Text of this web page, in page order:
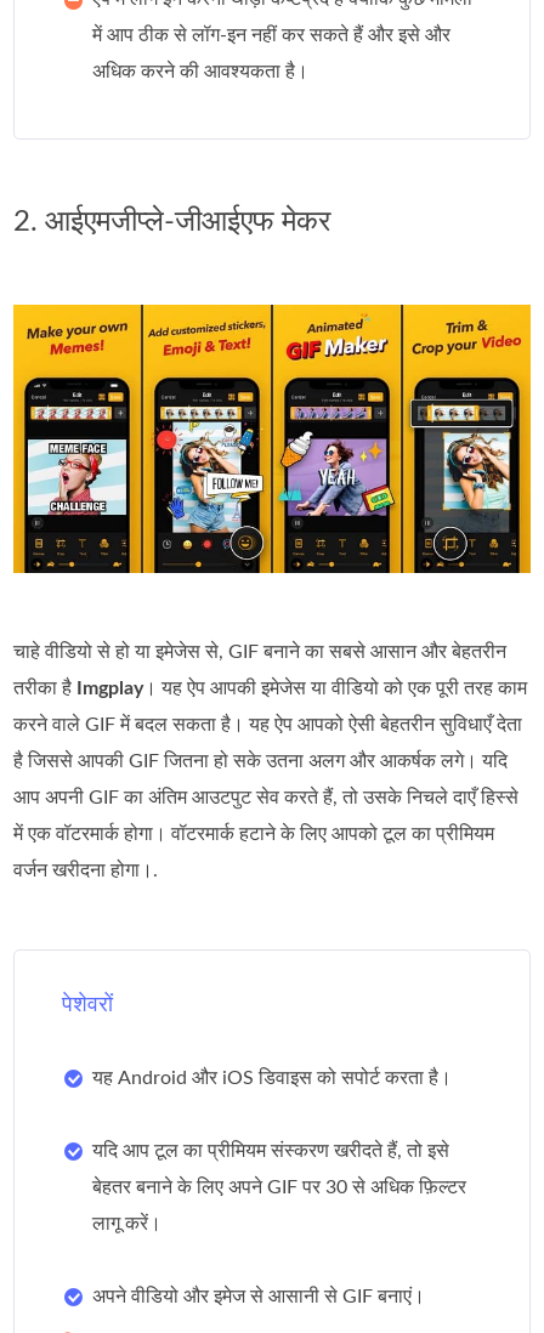
में आप ठीक से लॉग-इन नहीं कर सकते हैं और इसे और
अधिक करने की आवश्यकता है।
2. आईएमजीप्ले-जीआईएफ मेकर
चाहे वीडियो से हो या इमेजेस से, GIF बनाने का सबसे आसान और बेहतरीन
तरीका है
Imgplay। यह ऐप आपकी इमेजेस या वीडियो को एक पूरी तरह काम
करने वाले GIF में बदल सकता है। यह ऐप आपको ऐसी बेहतरीन सुविधाएँ देता
है जिससे आपकी GIF जितना हो सके उतना अलग और आकर्षक लगे। यदि
आप अपनी GIF का अंतिम आउटपुट सेव करते हैं, तो उसके निचले दाएँ हिस्से
में एक वॉटरमार्क होगा। वॉटरमार्क हटाने के लिए आपको टूल का प्रीमियम
वर्जन खरीदना होगा।.
पेशेवरों
यह Android और iOS डिवाइस को सपोर्ट करता है।
यदि आप टूल का प्रीमियम संस्करण खरीदते हैं, तो इसे
बेहतर बनाने के लिए अपने GIF पर 30 से अधिक फ़िल्टर
लागू करें।
अपने वीडियो और इमेज से आसानी से GIF बनाएं।